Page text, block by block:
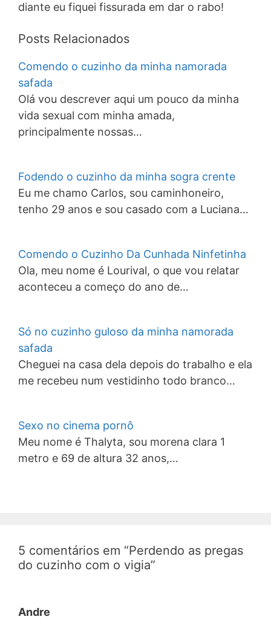
diante eu fiquei fissurada em dar o rabo!
Posts Relacionados
Comendo o cuzinho da minha namorada
safada
Olá vou descrever aqui um pouco da minha
vida sexual com minha amada,
principalmente nossas…
Fodendo o cuzinho da minha sogra crente
Eu me chamo Carlos, sou caminhoneiro,
tenho 29 anos e sou casado com a Luciana…
Comendo o Cuzinho Da Cunhada Ninfetinha
Ola, meu nome é Lourival, o que vou relatar
aconteceu a começo do ano de…
Só no cuzinho guloso da minha namorada
safada
Cheguei na casa dela depois do trabalho e ela
me recebeu num vestidinho todo branco…
Sexo no cinema pornô
Meu nome é Thalyta, sou morena clara 1
metro e 69 de altura 32 anos,…
5 comentários em “Perdendo as pregas
do cuzinho com o vigia”
Andre